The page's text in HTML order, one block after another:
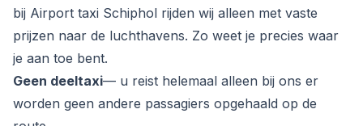
bij Airport taxi Schiphol rijden wij alleen met vaste
prijzen naar de luchthavens. Zo weet je precies waar
je aan toe bent.
Geen deeltaxi— u reist helemaal alleen bij ons er
worden geen andere passagiers opgehaald op de